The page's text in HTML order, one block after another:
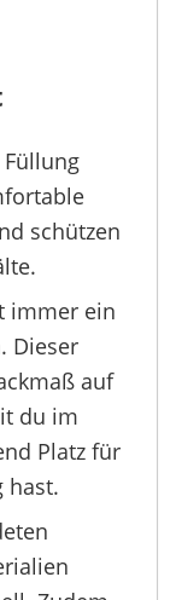
schützen
immer ein
Dieser
auf
du im
Platz für
hast.